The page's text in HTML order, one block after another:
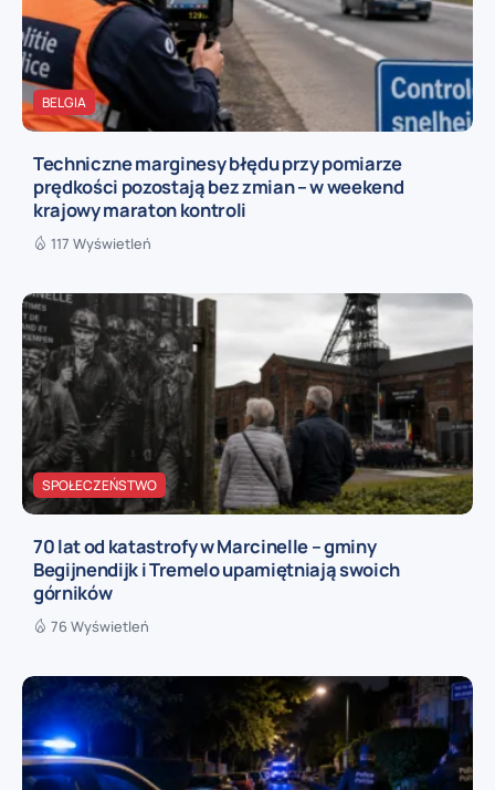
BELGIA
Techniczne marginesy błędu przy pomiarze
prędkości pozostają bez zmian – w weekend
krajowy maraton kontroli
117 Wyświetleń
SPOŁECZEŃSTWO
70 lat od katastrofy w Marcinelle – gminy
Begijnendijk i Tremelo upamiętniają swoich
górników
76 Wyświetleń